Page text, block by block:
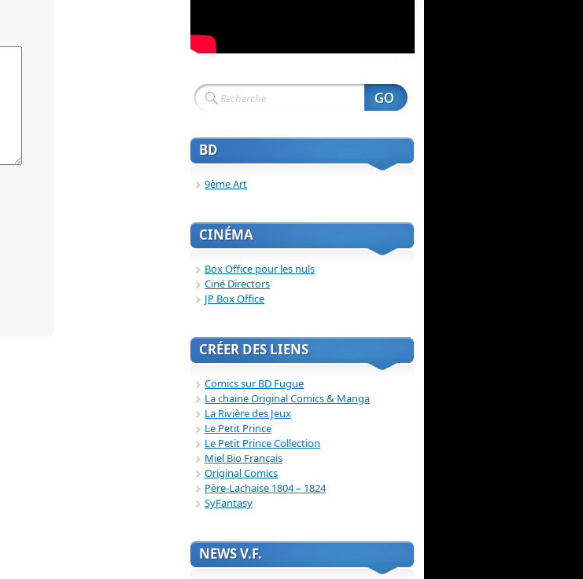
BD
9ème Art
CINÉMA
Box Office pour les nuls
Ciné Directors
JP Box Office
CRÉER DES LIENS
Comics sur BD Fugue
La chaine Original Comics & Manga
La Rivière des Jeux
Le Petit Prince
Le Petit Prince Collection
Miel Bio Français
Original Comics
Père-Lachaise 1804 – 1824
SyFantasy
NEWS V.F.